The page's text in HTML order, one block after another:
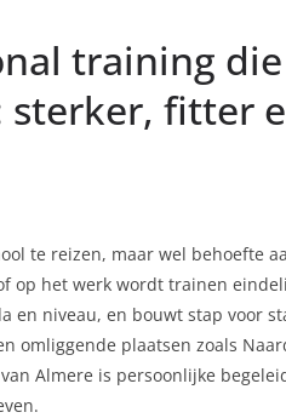
training
fitter
te reizen, maar wel behoefte
op het werk wordt trainen
en niveau, en bouwt stap voor
omliggende plaatsen zoals
van Almere is persoonlijke